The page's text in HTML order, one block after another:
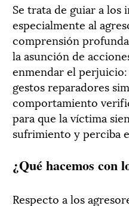
Se trata de guiar a los
especialmente al
comprensión
la asunción de
enmendar el
gestos reparadores
comportamiento
para que la víctima
sufrimiento y perciba
¿Qué hacemos con
Respecto a los